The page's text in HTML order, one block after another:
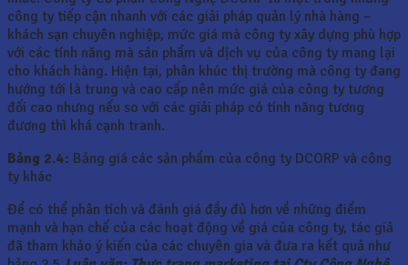
công ty tiếp cận nhanh với các giải pháp quản lý nhà hàng –
khách sạn chuyên nghiệp, mức giá mà công ty xây dựng phù hợp
với các tính năng mà sản phẩm và dịch vụ của công ty mang lại
cho khách hàng. Hiện tại, phân khúc thị trường mà công ty đang
hướng tới là trung và cao cấp nên mức giá của công ty tương
đối cao nhưng nếu so với các giải pháp có tính năng tương
đương thì khá cạnh tranh.
Bảng 2.4: Bảng giá các sản phẩm của công ty DCORP và công
ty khác
Để có thể phân tích và đánh giá đầy đủ hơn về những điểm
mạnh và hạn chế của các hoạt động về giá của công ty, tác giả
đã tham khảo ý kiến của các chuyên gia và đưa ra kết quả như